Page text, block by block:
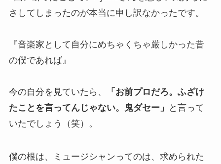
さしてしまったのが本当に申し訳なかったです。
『音楽家として自分にめちゃくちゃ厳しかった昔
の僕であれば』
今の自分を見ていたら、
「お前プロだろ。ふざけ
たことを言ってんじゃない。鬼ダセー」
と言って
いたでしょう（笑）。
僕の根は、ミュージシャンってのは、求められた